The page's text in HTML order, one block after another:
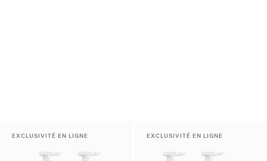
EXCLUSIVITÉ EN LIGNE EXCLUSIVITÉ EN LIGNE